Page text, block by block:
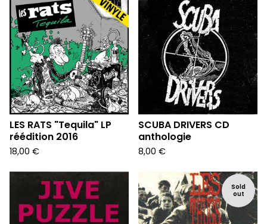
LES RATS "Tequila" LP
réédition 2016
18,00 €
SCUBA DRIVERS CD
anthologie
8,00 €
Sold
out